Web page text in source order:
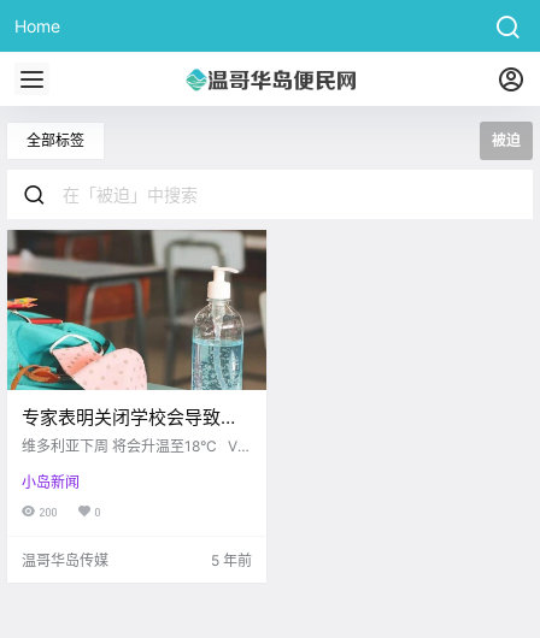
Home
全部标签 被迫
专家表明关闭学校会导致疫
情激增？Ferry被迫中途掉头
维多利亚下周 将会升温至18°C Vic
据加拿大环境部报道 从下周四开始
维多利亚天气将会升温至18°C 岛上
小岛新闻
200 0
温哥华岛传媒 5 年前